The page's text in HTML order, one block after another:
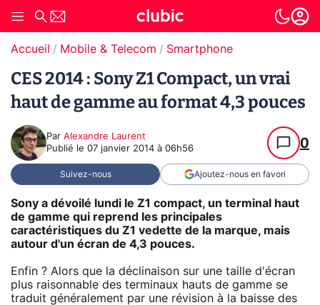
Accueil Mobile & Telecom Smartphone
CES 2014 : Sony Z1 Compact, un vrai
haut de gamme au format 4,3 pouces
Par Alexandre Laurent
Publié le 07 janvier 2014 à 06h56 0
Suivez-nous Ajoutez-nous en favori
Sony a dévoilé lundi le Z1 compact, un terminal haut
de gamme qui reprend les principales
caractéristiques du Z1 vedette de la marque, mais
autour d'un écran de 4,3 pouces.
Enfin ? Alors que la déclinaison sur une taille d'écran
plus raisonnable des terminaux hauts de gamme se
traduit généralement par une révision à la baisse des